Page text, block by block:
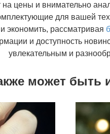
на цены и внимательно
для вашей
экономить, рассматривая
и доступность
увлекательным и
может быть